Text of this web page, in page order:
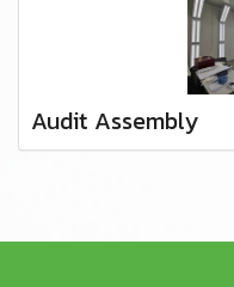
Audit Assembly